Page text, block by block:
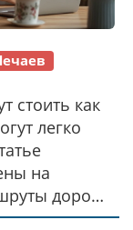
стоить как
легко
на
дороже
и что